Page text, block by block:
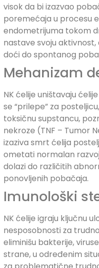
visok da bi izazvao
poremećaja u procesu
endometrijuma tokom
nastave svoju
doći do spontanog
Mehanizam
NK ćelije uništavaju
se “prilepe” za
toksičnu supstancu,
nekroze (TNF – Tumor
izaziva smrt ćelija
ometati normalan
dolazi do različitih
ponovljenih pobačaja.
Imunološki
NK ćelije igraju ključnu
nesposobnosti za
eliminišu bakterije,
strane, u određenim